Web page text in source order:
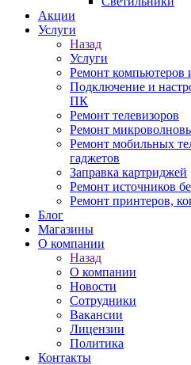
Акции
Услуги
Назад
Услуги
Ремонт компьютеров
Подключение и
ПК
Ремонт телевизоров
Ремонт
Ремонт мобильных
гаджетов
Заправка картриджей
Ремонт источников
Ремонт принтеров,
Блог
Магазины
О компании
Назад
О компании
Новости
Сотрудники
Вакансии
Лицензии
Политика
Контакты